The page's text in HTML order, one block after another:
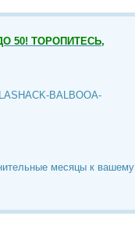
50! ТОРОПИТЕСЬ,
BALBOOA-
месяцы к вашему